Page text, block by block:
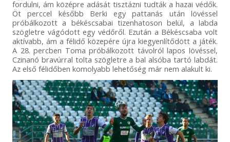
fordulni, ám középre adását tisztázni tudták a hazai védők.
Öt perccel később Berki egy pattanás után lövéssel
próbálkozott a békéscsabai tizenhatoson belül, a labda
szögletre vágódott egy védőről. Ezután a Békéscsaba volt
aktívabb, ám a félidő közepére újra kiegyenlítődött a játék.
A 28. percben Toma próbálkozott távolról lapos lövéssel,
Czinanó bravúrral tolta szögletre a bal alsóba tartó labdát.
Az első félidőben komolyabb lehetőség már nem alakult ki.